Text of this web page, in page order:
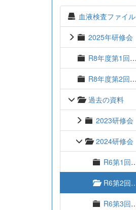
血液検査ファイル置き場
2025年研修会
R8年度第1回研修会
R8年度第2回研修会
過去の資料
2023研修会
2024研修会
R6第1回血液検査研修会
R6第2回血液検査研修会
R6第3回血液検査研修会